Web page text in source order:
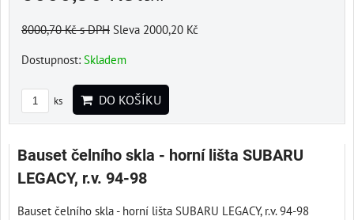
8000,70 Kčs DPH Sleva 2000,20 Kč
Dostupnost: Skladem
ks DO KOŠÍKU
Bauset čelního skla - horní lišta SUBARU
LEGACY, r.v. 94-98
Bauset čelního skla - horní lišta SUBARU LEGACY, r.v. 94-98